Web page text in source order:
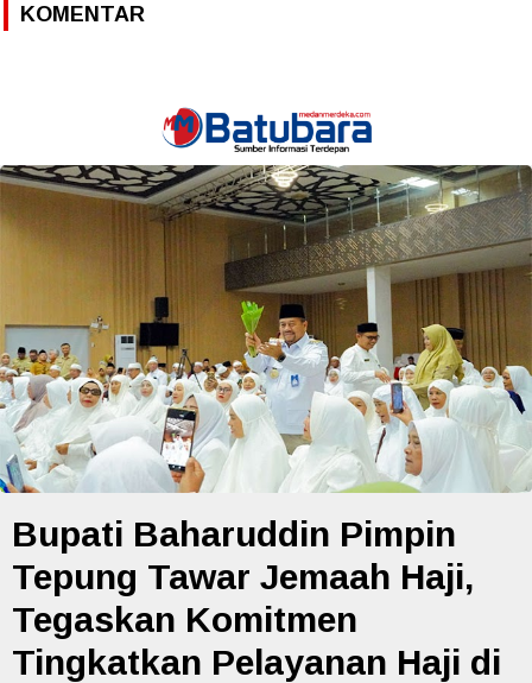
KOMENTAR
Bupati Baharuddin Pimpin
Tepung Tawar Jemaah Haji,
Tegaskan Komitmen
Tingkatkan Pelayanan Haji di